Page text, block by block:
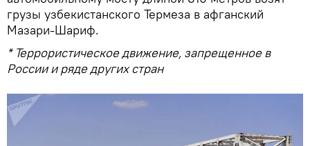
грузы узбекистанского Термеза в афганский
Мазари-Шариф.
* Террористическое движение, запрещенное в
России и ряде других стран